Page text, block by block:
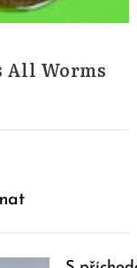
All Worms